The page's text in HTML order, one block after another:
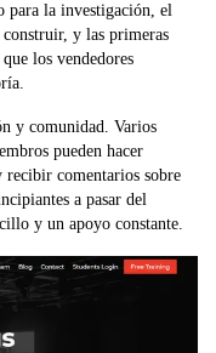
para la investigación, el
y las primeras
los vendedores
y comunidad. Varios
pueden hacer
recibir comentarios sobre
a pasar del
y un apoyo constante.